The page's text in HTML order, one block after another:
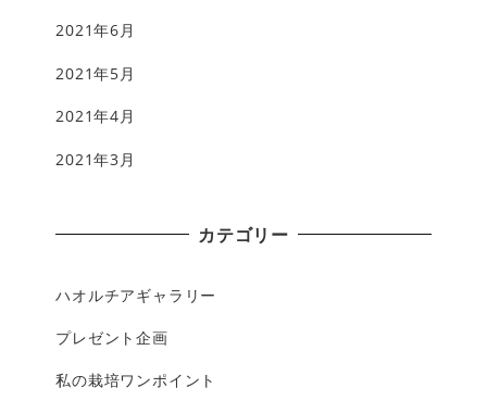
2021年6月
2021年5月
2021年4月
2021年3月
カテゴリー
ハオルチアギャラリー
プレゼント企画
私の栽培ワンポイント